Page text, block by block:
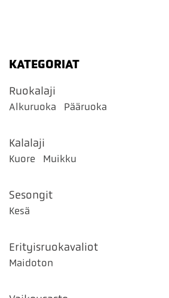
KATEGORIAT
Ruokalaji
Alkuruoka Pääruoka
Kalalaji
Kuore Muikku
Sesongit
Kesä
Erityisruokavaliot
Maidoton